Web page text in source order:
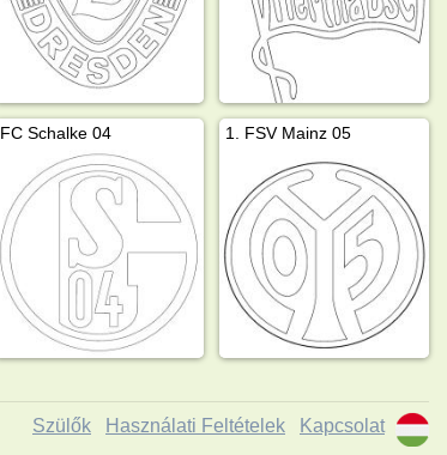
FC Schalke 04 1. FSV Mainz 05
Szülők Használati Feltételek Kapcsolat